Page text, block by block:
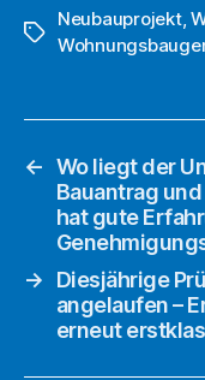
Schlagwörter
Neubauprojekt,
← Wo liegt der
Bauantrag
hat gute
→
Diesjährige
angelaufen –
erneut